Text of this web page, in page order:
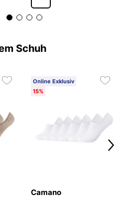
Schuh
Online Exklusiv
15%
Camano